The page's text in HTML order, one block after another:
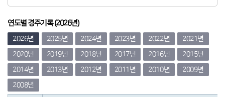
연도별 경주기록 (2026년)
2026년 2025년 2024년 2023년 2022년
2021년
2020년
2019년 2018년 2017년 2016년
2015년
2014년
2013년 2012년 2011년 2010년
2009년
2008년